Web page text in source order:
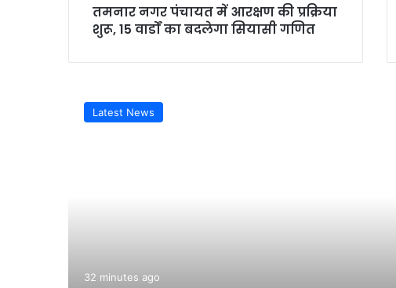
तमनार नगर पंचायत में आरक्षण की प्रक्रिया
शुरू, 15 वार्डों का बदलेगा सियासी गणित
Latest News
32 minutes ago